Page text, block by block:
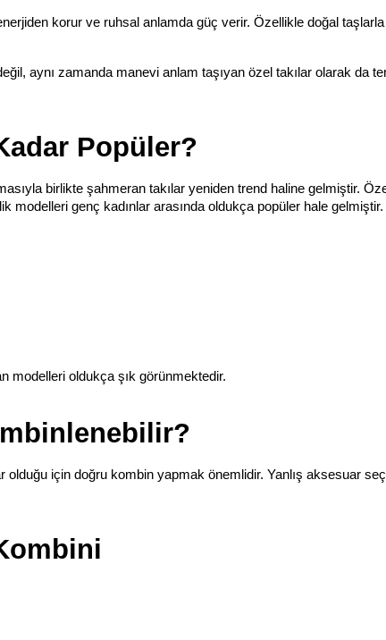
korur ve ruhsal anlamda güç verir. Özellikle doğal
aynı zamanda manevi anlam taşıyan özel takılar olarak da
Popüler?
birlikte şahmeran takılar yeniden trend haline gelmiştir.
modelleri genç kadınlar arasında oldukça popüler hale gelmiştir.
modelleri oldukça şık görünmektedir.
için doğru kombin yapmak önemlidir. Yanlış aksesuar